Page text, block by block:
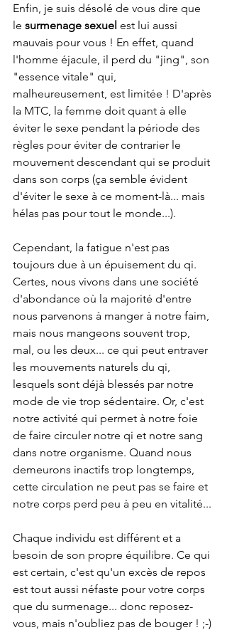
Enfin, je suis désolé de vous dire que
le surmenage sexuel est lui aussi
mauvais pour vous ! En effet, quand
l'homme éjacule, il perd du "jing", son
"essence vitale" qui,
malheureusement, est limitée ! D'après
la MTC, la femme doit quant à elle
éviter le sexe pendant la période des
règles pour éviter de contrarier le
mouvement descendant qui se produit
dans son corps (ça semble évident
d'éviter le sexe à ce moment-là... mais
hélas pas pour tout le monde...).
Cependant, la fatigue n'est pas
toujours due à un épuisement du qi.
Certes, nous vivons dans une société
d'abondance où la majorité d'entre
nous parvenons à manger à notre faim,
mais nous mangeons souvent trop,
mal, ou les deux... ce qui peut entraver
les mouvements naturels du qi,
lesquels sont déjà blessés par notre
mode de vie trop sédentaire. Or, c'est
notre activité qui permet à notre foie
de faire circuler notre qi et notre sang
dans notre organisme. Quand nous
demeurons inactifs trop longtemps,
cette circulation ne peut pas se faire et
notre corps perd peu à peu en vitalité...
Chaque individu est différent et a
besoin de son propre équilibre. Ce qui
est certain, c'est qu'un excès de repos
est tout aussi néfaste pour votre corps
que du surmenage... donc reposez-
vous, mais n'oubliez pas de bouger ! ;-)